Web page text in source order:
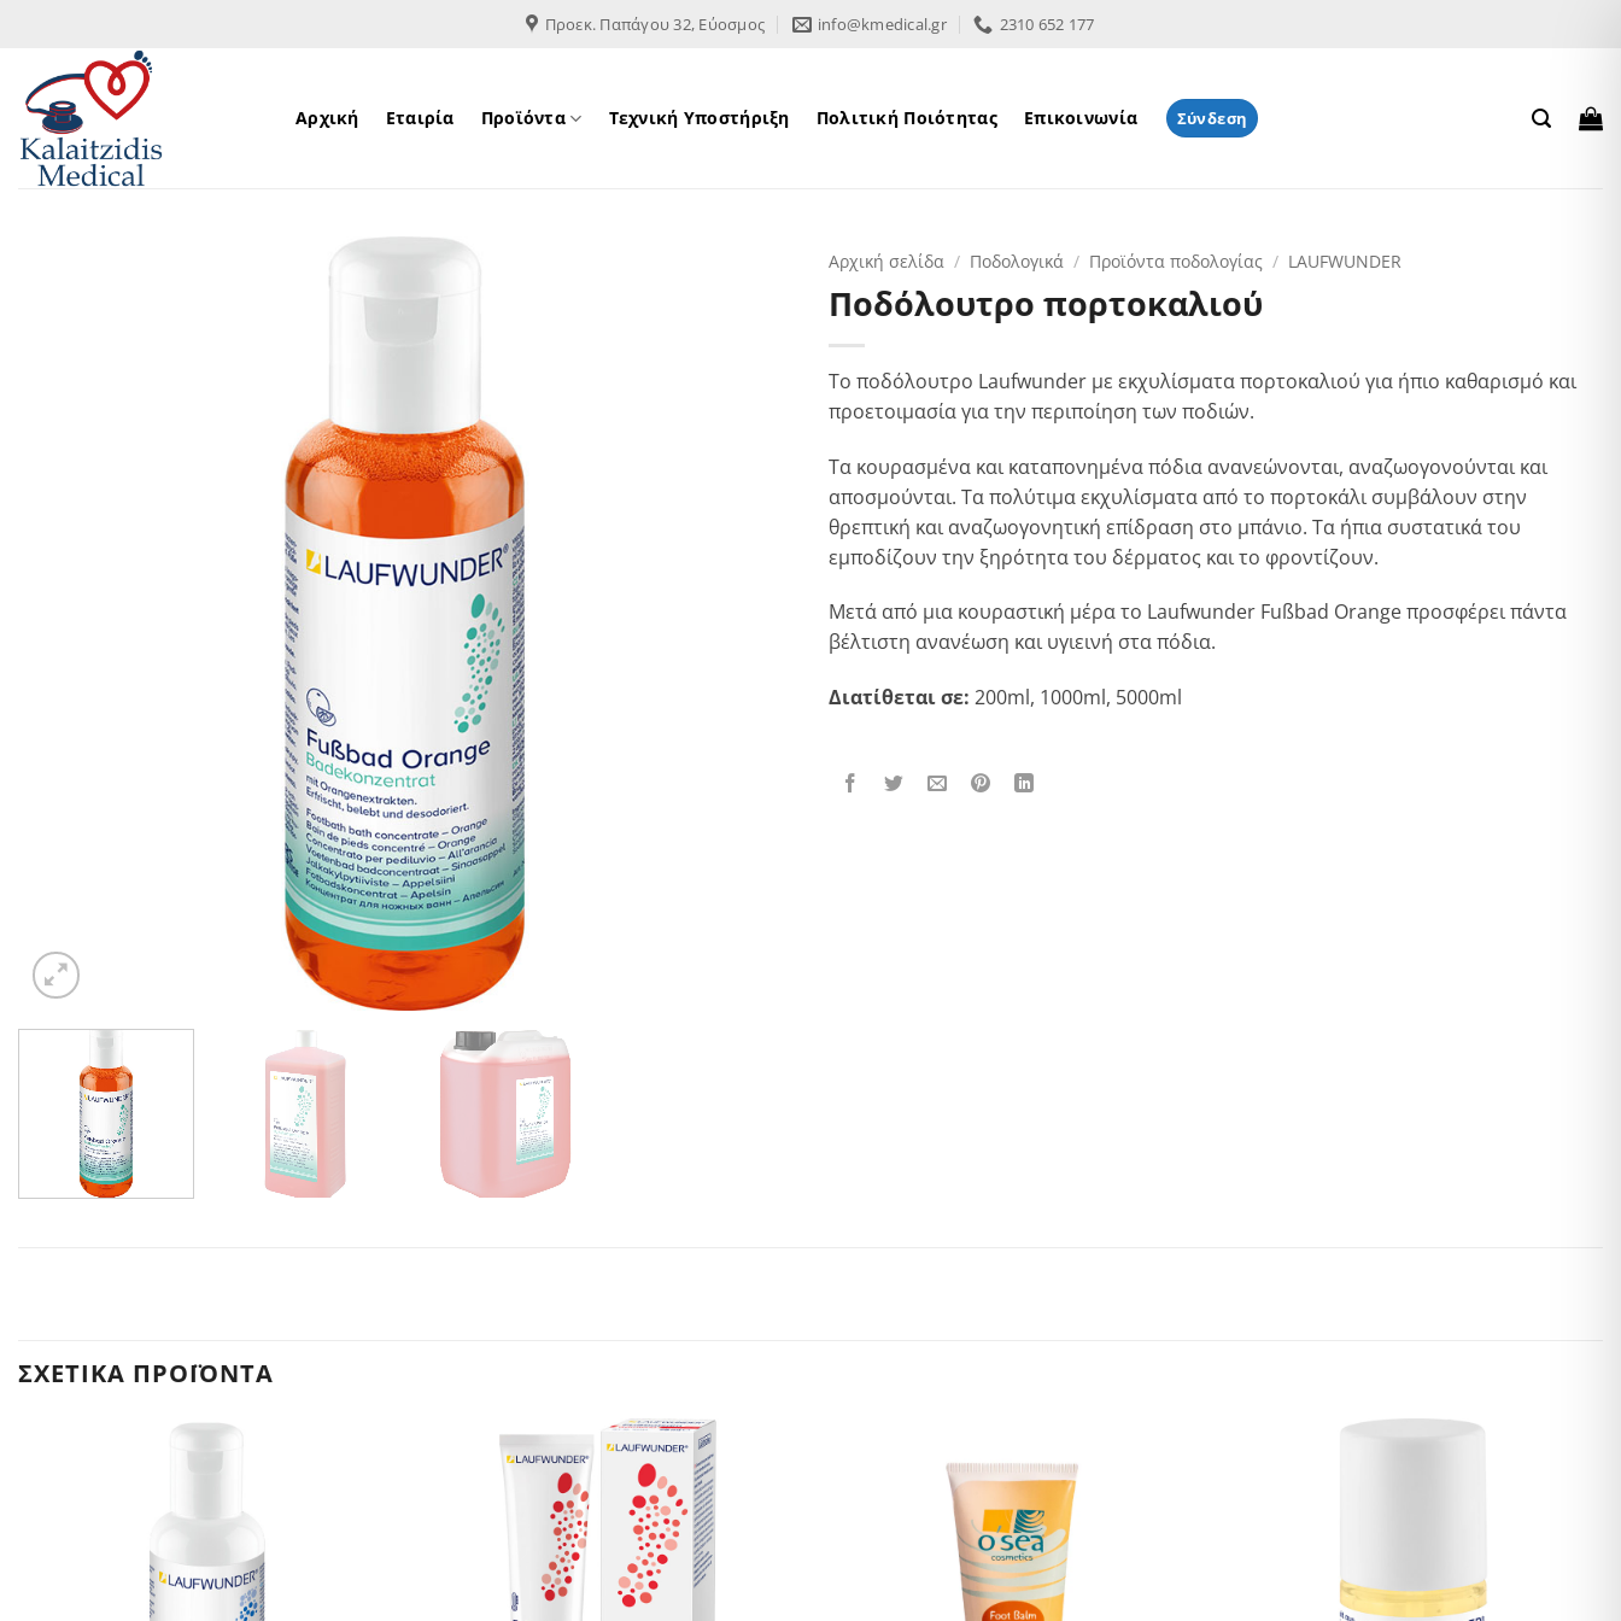
περιεχόμενο
Προεκ. Παπάγου 32, Εύοσμος info@kmedical.gr 2310 652 177
Αρχική Εταιρία Προϊόντα Τεχνική Υποστήριξη Πολιτική Ποιότητας Επικοινωνία Σύνδεση
Αρχική σελίδα / Ποδολογικά / Προϊόντα ποδολογίας / LAUFWUNDER
Ποδόλουτρο πορτοκαλιού
Το ποδόλουτρο Laufwunder με εκχυλίσματα πορτοκαλιού για ήπιο καθαρισμό και
προετοιμασία για την περιποίηση των ποδιών.
Τα κουρασμένα και καταπονημένα πόδια ανανεώνονται, αναζωογονούνται και
αποσμούνται. Τα πολύτιμα εκχυλίσματα από το πορτοκάλι συμβάλουν στην
θρεπτική και αναζωογονητική επίδραση στο μπάνιο. Τα ήπια συστατικά του
εμποδίζουν την ξηρότητα του δέρματος και το φροντίζουν.
Μετά από μια κουραστική μέρα το Laufwunder Fußbad Orange προσφέρει πάντα
βέλτιστη ανανέωση και υγιεινή στα πόδια.
Διατίθεται σε: 200ml, 1000ml, 5000ml
ΣΧΕΤΙΚΆ ΠΡΟΪΌΝΤΑ